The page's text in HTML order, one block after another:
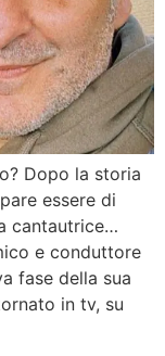
Dopo la storia
essere di
cantautrice…
e conduttore
fase della sua
in tv, su